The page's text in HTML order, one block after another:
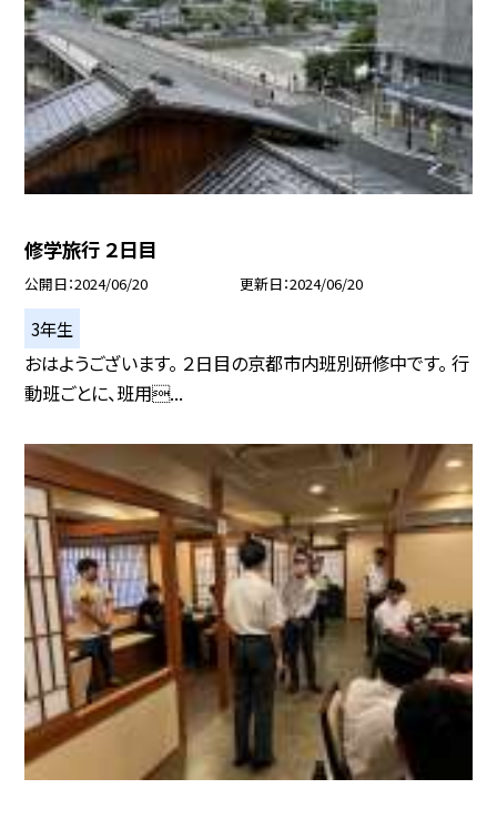
修学旅行 ２日目
公開日 2024/06/20 更新日 2024/06/20
3年生
おはようございます。 ２日目の京都市内班別研修中です。 行
動班ごとに、班用...